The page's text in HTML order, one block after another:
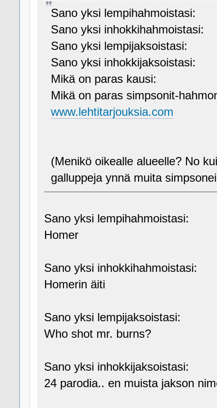
Sano yksi lempihahmoistasi:
Sano yksi inhokkihahmoistasi:
Sano yksi lempijaksoistasi:
Sano yksi inhokkijaksoistasi:
Mikä on paras kausi:
Mikä on paras simpsonit-
www.lehtitarjouksia.com
(Menikö oikealle alueelle? No
galluppeja ynnä muita
Sano yksi lempihahmoistasi:
Homer
Sano yksi inhokkihahmoistasi:
Homerin äiti
Sano yksi lempijaksoistasi:
Who shot mr. burns?
Sano yksi inhokkijaksoistasi:
24 parodia.. en muista jakson